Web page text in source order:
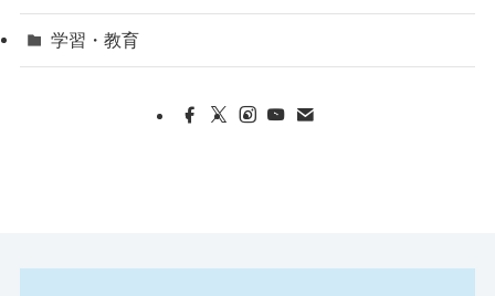
学習・教育